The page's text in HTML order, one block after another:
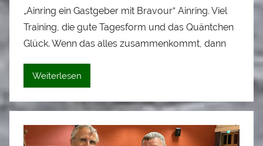
n
A
l
S
a
„Ainring ein Gastgeber mit Bravour“ Ainring. Viel
Training, die gute Tagesform und das Quäntchen
Glück. Wenn das alles zusammenkommt, dann
Weiterlesen